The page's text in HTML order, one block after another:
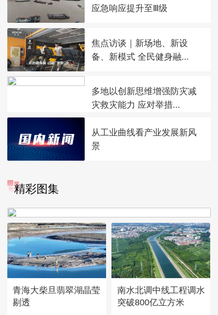
应急响应提升至Ⅲ级
焦点访谈｜新场地、新设
备、新模式 全民健身融...
多地以创新思维增强防灾减
灾救灾能力 应对举措...
从工业曲线看产业发展新风
景
精彩图集
“大地指纹”奏响夏夜文旅乐
青海大柴旦翡翠湖晶莹
剔透
南水北调中线工程调水
突破800亿立方米